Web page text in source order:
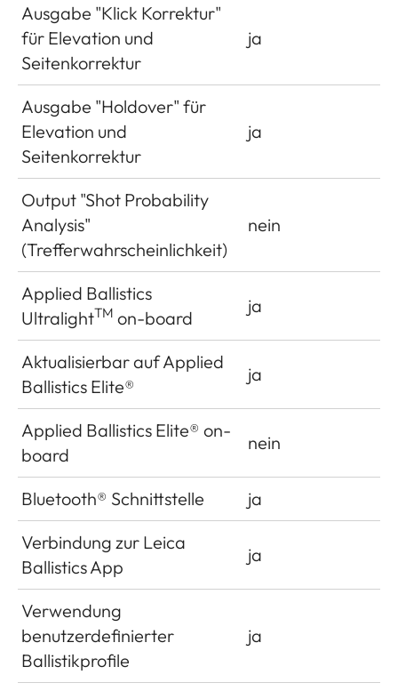
Ausgabe "Klick Korrektur"
für Elevation und
Seitenkorrektur
ja
Ausgabe "Holdover" für
Elevation und
Seitenkorrektur
ja
Output "Shot Probability
Analysis"
(Trefferwahrscheinlichkeit)
nein
Applied Ballistics
UltralightTM on-board
ja
Aktualisierbar auf Applied
Ballistics Elite®
ja
Applied Ballistics Elite® on-
board
nein
Bluetooth® Schnittstelle
ja
Verbindung zur Leica
Ballistics App
ja
Verwendung
benutzerdefinierter
Ballistikprofile
ja